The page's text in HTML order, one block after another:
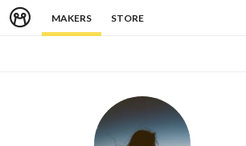
MAKERS STORE